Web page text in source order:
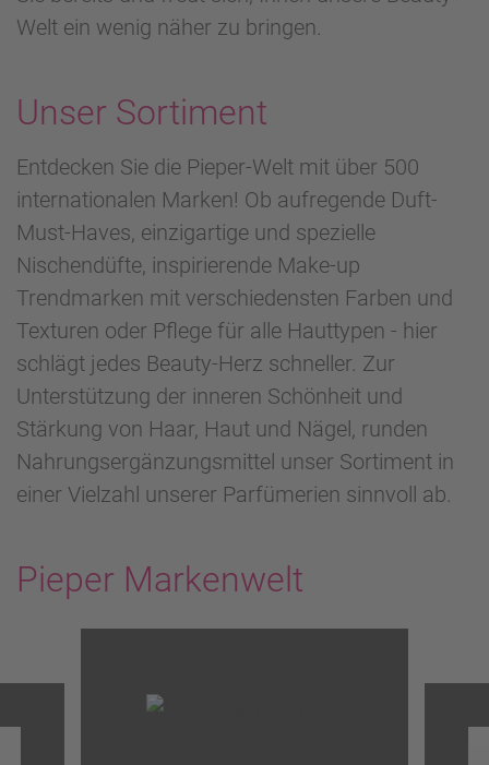
Welt ein wenig näher zu bringen.
Unser Sortiment
Entdecken Sie die Pieper-Welt mit über 500
internationalen Marken! Ob aufregende Duft-
Must-Haves, einzigartige und spezielle
Nischendüfte, inspirierende Make-up
Trendmarken mit verschiedensten Farben und
Texturen oder Pflege für alle Hauttypen - hier
schlägt jedes Beauty-Herz schneller. Zur
Unterstützung der inneren Schönheit und
Stärkung von Haar, Haut und Nägel, runden
Nahrungsergänzungsmittel unser Sortiment in
einer Vielzahl unserer Parfümerien sinnvoll ab.
Pieper Markenwelt